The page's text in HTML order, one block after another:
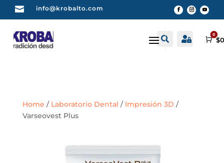
 info@krobalto.com
 Buscar
 Cuenta
0
$
Home / Laboratorio Dental / Impresión 3D /
Varseovest Plus